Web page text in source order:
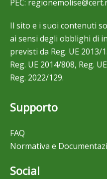
PEC:
Il sito e i suoi contenuti
ai sensi degli obblighi di
previsti da Reg. UE 2013/
Reg. UE 2014/808, Reg.
Reg. 2022/129.
Supporto
FAQ
Normativa e
Social